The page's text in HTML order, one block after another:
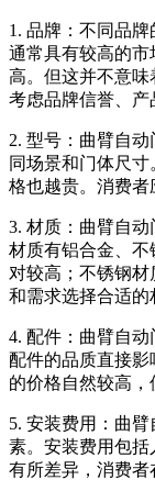
1. 品牌：不同品
通常具有较高的
高。但这并不意
考虑品牌信誉、产
2. 型号：曲臂自
同场景和门体尺
格也越贵。消费者
3. 材质：曲臂自
材质有铝合金、
对较高；不锈钢
和需求选择合适的
4. 配件：曲臂自动
配件的品质直接
的价格自然较高，
5. 安装费用：曲
素。安装费用包
有所差异，消费者